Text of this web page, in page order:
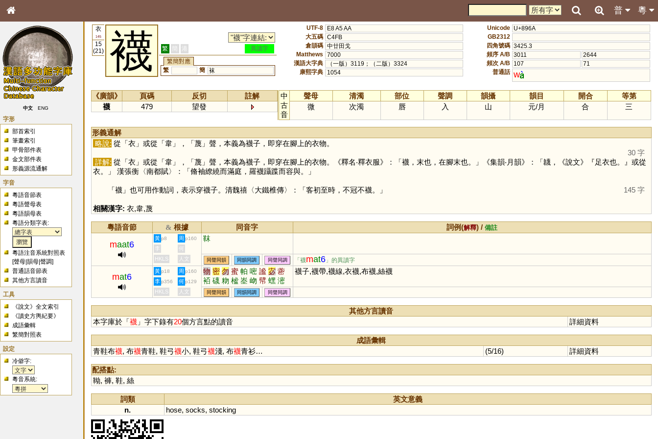
粵
普
中文 ENG
字形
部首索引
筆畫索引
甲骨部件表
金文部件表
形義源流通解
字音
粵語音節表
粵語聲母表
粵語韻母表
粵語分類字表:
粵語注音系統對照表
[聲母 |韻母 |聲調]
普通話音節表
其他方言讀音
工具
《說文》全文索引
《讀史方輿紀要》
成語彙輯
繁簡對照表
設定
冷僻字:
粵音系統:
衣
145
15
(21)
襪 繁 簡 港
異讀字
繁簡對應
繁
簡 袜
UTF-8
E8 A5 AA
大五碼 C4FB
倉頡碼 中廿田戈
Matthews
7000
漢語大字典
（一版）3119；（二版）3324
康熙字典
1054
Unicode U+896A
GB2312
四角號碼 3425.3
頻序 A/B 3011
2644
頻次 A/B
107
71
普通話 w
《廣韻》 頁碼 反切
註解
襪
479 望發
中
古
音
聲母 清濁 部位 聲調 韻攝 韻目 開合
等第
微
次濁 唇 入 山 元/月 合 三
形義通解
略說: 從「 衣 」或從「 韋」，「 蔑」聲，本義為襪子，即穿在腳上的衣物。
30 字
詳解: 從「 衣 」或從「 韋」，「 蔑」聲，本義為襪子，即穿在腳上的衣物。《釋名‧釋衣服》：「襪，末也，在腳末也。」《集韻‧月韻》：「韤，《說文》『足衣也。』或從
衣。」 漢張衡〈南都賦〉：「脩袖繚繞而滿庭，羅襪躡蹀而容與。」
「 襪」也可用作動詞，表示穿襪子。清魏禧〈大鐵椎傳〉：「客初至時，不冠不襪。」 145 字
相關漢字: 衣,韋,蔑
粵語音節 & 根據 同音字 詞例(解釋) /備註
maat6
黃 p8 周 p160 靺
李
何
HKLS
人文 同聲同韻 同韻同調 同聲同調 「襪mat6 」的異讀字
mat6
黃 p18 周 p160 物 密 勿 蜜 帕 嘧 謐 宓 蔤
袹 礣 粅 榓 峚 岉 幦 蟔 滵
芴 沕
襪子,襪帶,襪線,衣襪,布襪,絲襪
李 p356 何 p129
HKLS 人文 同聲同韻 同韻同調 同聲同調
其他方言讀音
本字庫於「襪」字下錄有20個方言點的讀音 詳細資料
成語彙輯
青鞋布襪, 布襪青鞋, 鞋弓襪小, 鞋弓襪淺, 布襪青衫… (5/16) 詳細資料
配搭點:
靿, 褲, 鞋, 絲
詞類
英文意義
n.
hose, socks, stocking